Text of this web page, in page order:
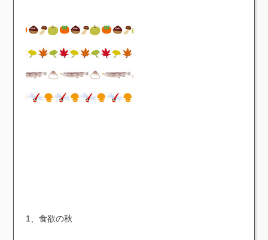
1、食欲の秋